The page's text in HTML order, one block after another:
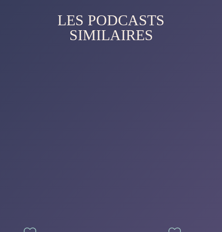
LES PODCASTS
SIMILAIRES